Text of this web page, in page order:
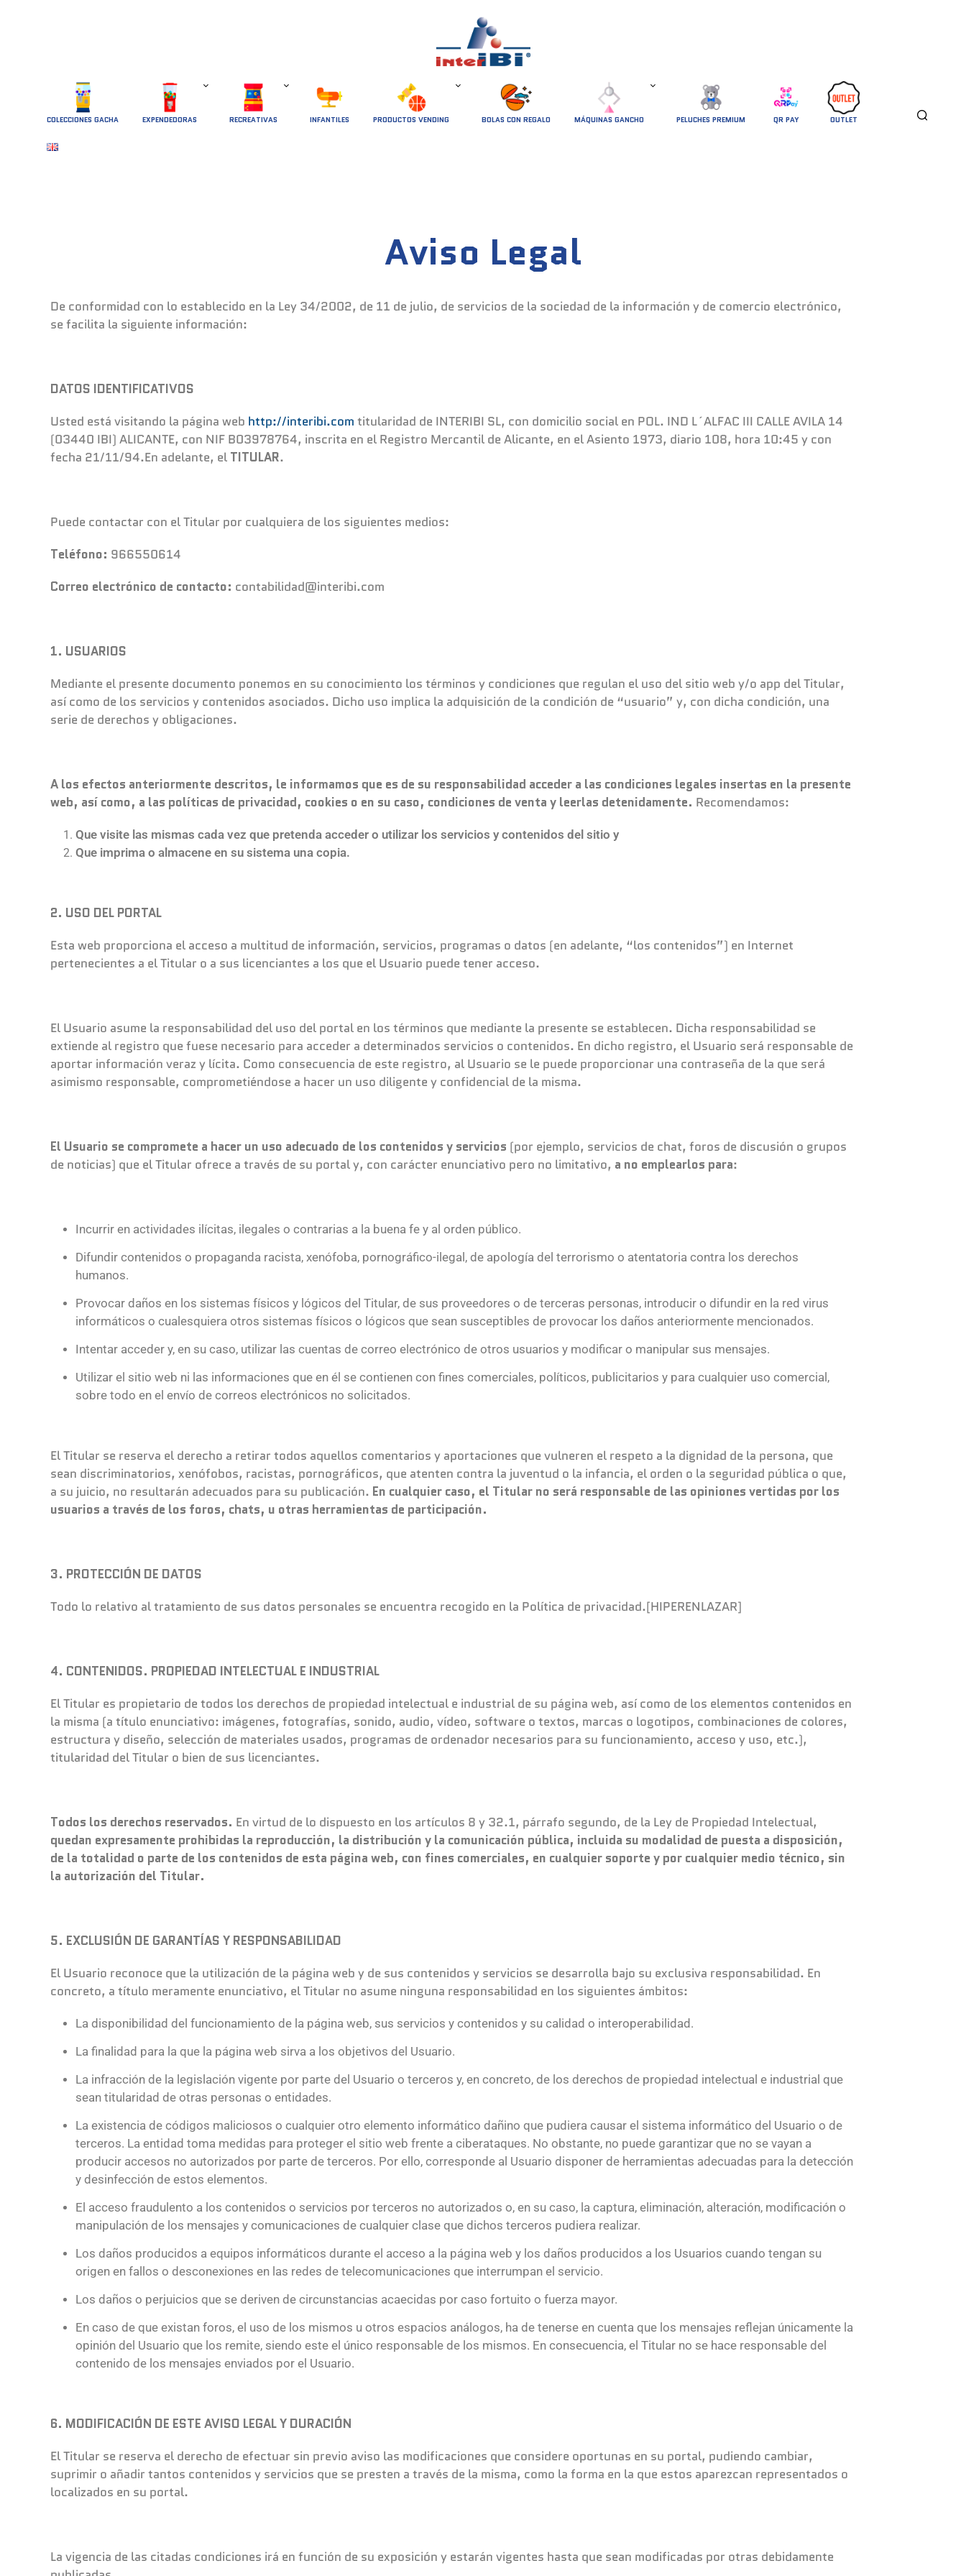
COLECCIONES GACHA EXPENDEDORAS RECREATIVAS INFANTILES PRODUCTOS VENDING BOLAS CON REGALO MÁQUINAS GANCHO PELUCHES PREMIUM QR PAY OUTLET
Aviso Legal
De conformidad con lo establecido en la Ley 34/2002, de 11 de julio, de servicios de la sociedad de la información y de comercio electrónico,
se facilita la siguiente información:
DATOS IDENTIFICATIVOS
Usted está visitando la página web http://interibi.com titularidad de INTERIBI SL, con domicilio social en POL. IND L´ALFAC III CALLE AVILA 14
(03440 IBI) ALICANTE, con NIF B03978764, inscrita en el Registro Mercantil de Alicante, en el Asiento 1973, diario 108, hora 10:45 y con
fecha 21/11/94.En adelante, el TITULAR.
Puede contactar con el Titular por cualquiera de los siguientes medios:
Teléfono: 966550614
Correo electrónico de contacto: contabilidad@interibi.com
1. USUARIOS
Mediante el presente documento ponemos en su conocimiento los términos y condiciones que regulan el uso del sitio web y/o app del Titular,
así como de los servicios y contenidos asociados. Dicho uso implica la adquisición de la condición de “usuario” y, con dicha condición, una
serie de derechos y obligaciones.
A los efectos anteriormente descritos, le informamos que es de su responsabilidad acceder a las condiciones legales insertas en la presente
web, así como, a las políticas de privacidad, cookies o en su caso, condiciones de venta y leerlas detenidamente. Recomendamos:
Que visite las mismas cada vez que pretenda acceder o utilizar los servicios y contenidos del sitio y
Que imprima o almacene en su sistema una copia.
2. USO DEL PORTAL
Esta web proporciona el acceso a multitud de información, servicios, programas o datos (en adelante, “los contenidos”) en Internet
pertenecientes a el Titular o a sus licenciantes a los que el Usuario puede tener acceso.
El Usuario asume la responsabilidad del uso del portal en los términos que mediante la presente se establecen. Dicha responsabilidad se
extiende al registro que fuese necesario para acceder a determinados servicios o contenidos. En dicho registro, el Usuario será responsable de
aportar información veraz y lícita. Como consecuencia de este registro, al Usuario se le puede proporcionar una contraseña de la que será
asimismo responsable, comprometiéndose a hacer un uso diligente y confidencial de la misma.
El Usuario se compromete a hacer un uso adecuado de los contenidos y servicios (por ejemplo, servicios de chat, foros de discusión o grupos
de noticias) que el Titular ofrece a través de su portal y, con carácter enunciativo pero no limitativo, a no emplearlos para:
Incurrir en actividades ilícitas, ilegales o contrarias a la buena fe y al orden público.
Difundir contenidos o propaganda racista, xenófoba, pornográfico-ilegal, de apología del terrorismo o atentatoria contra los derechos
humanos.
Provocar daños en los sistemas físicos y lógicos del Titular, de sus proveedores o de terceras personas, introducir o difundir en la red virus
informáticos o cualesquiera otros sistemas físicos o lógicos que sean susceptibles de provocar los daños anteriormente mencionados.
Intentar acceder y, en su caso, utilizar las cuentas de correo electrónico de otros usuarios y modificar o manipular sus mensajes.
Utilizar el sitio web ni las informaciones que en él se contienen con fines comerciales, políticos, publicitarios y para cualquier uso comercial,
sobre todo en el envío de correos electrónicos no solicitados.
El Titular se reserva el derecho a retirar todos aquellos comentarios y aportaciones que vulneren el respeto a la dignidad de la persona, que
sean discriminatorios, xenófobos, racistas, pornográficos, que atenten contra la juventud o la infancia, el orden o la seguridad pública o que,
a su juicio, no resultarán adecuados para su publicación. En cualquier caso, el Titular no será responsable de las opiniones vertidas por los
usuarios a través de los foros, chats, u otras herramientas de participación.
3. PROTECCIÓN DE DATOS
Todo lo relativo al tratamiento de sus datos personales se encuentra recogido en la Política de privacidad.[HIPERENLAZAR]
4. CONTENIDOS. PROPIEDAD INTELECTUAL E INDUSTRIAL
El Titular es propietario de todos los derechos de propiedad intelectual e industrial de su página web, así como de los elementos contenidos en
la misma (a título enunciativo: imágenes, fotografías, sonido, audio, vídeo, software o textos, marcas o logotipos, combinaciones de colores,
estructura y diseño, selección de materiales usados, programas de ordenador necesarios para su funcionamiento, acceso y uso, etc.),
titularidad del Titular o bien de sus licenciantes.
Todos los derechos reservados. En virtud de lo dispuesto en los artículos 8 y 32.1, párrafo segundo, de la Ley de Propiedad Intelectual,
quedan expresamente prohibidas la reproducción, la distribución y la comunicación pública, incluida su modalidad de puesta a disposición,
de la totalidad o parte de los contenidos de esta página web, con fines comerciales, en cualquier soporte y por cualquier medio técnico, sin
la autorización del Titular.
5. EXCLUSIÓN DE GARANTÍAS Y RESPONSABILIDAD
El Usuario reconoce que la utilización de la página web y de sus contenidos y servicios se desarrolla bajo su exclusiva responsabilidad. En
concreto, a título meramente enunciativo, el Titular no asume ninguna responsabilidad en los siguientes ámbitos:
La disponibilidad del funcionamiento de la página web, sus servicios y contenidos y su calidad o interoperabilidad.
La finalidad para la que la página web sirva a los objetivos del Usuario.
La infracción de la legislación vigente por parte del Usuario o terceros y, en concreto, de los derechos de propiedad intelectual e industrial que
sean titularidad de otras personas o entidades.
La existencia de códigos maliciosos o cualquier otro elemento informático dañino que pudiera causar el sistema informático del Usuario o de
terceros. La entidad toma medidas para proteger el sitio web frente a ciberataques. No obstante, no puede garantizar que no se vayan a
producir accesos no autorizados por parte de terceros. Por ello, corresponde al Usuario disponer de herramientas adecuadas para la detección
y desinfección de estos elementos.
El acceso fraudulento a los contenidos o servicios por terceros no autorizados o, en su caso, la captura, eliminación, alteración, modificación o
manipulación de los mensajes y comunicaciones de cualquier clase que dichos terceros pudiera realizar.
Los daños producidos a equipos informáticos durante el acceso a la página web y los daños producidos a los Usuarios cuando tengan su
origen en fallos o desconexiones en las redes de telecomunicaciones que interrumpan el servicio.
Los daños o perjuicios que se deriven de circunstancias acaecidas por caso fortuito o fuerza mayor.
En caso de que existan foros, el uso de los mismos u otros espacios análogos, ha de tenerse en cuenta que los mensajes reflejan únicamente la
opinión del Usuario que los remite, siendo este el único responsable de los mismos. En consecuencia, el Titular no se hace responsable del
contenido de los mensajes enviados por el Usuario.
6. MODIFICACIÓN DE ESTE AVISO LEGAL Y DURACIÓN
El Titular se reserva el derecho de efectuar sin previo aviso las modificaciones que considere oportunas en su portal, pudiendo cambiar,
suprimir o añadir tantos contenidos y servicios que se presten a través de la misma, como la forma en la que estos aparezcan representados o
localizados en su portal.
La vigencia de las citadas condiciones irá en función de su exposición y estarán vigentes hasta que sean modificadas por otras debidamente